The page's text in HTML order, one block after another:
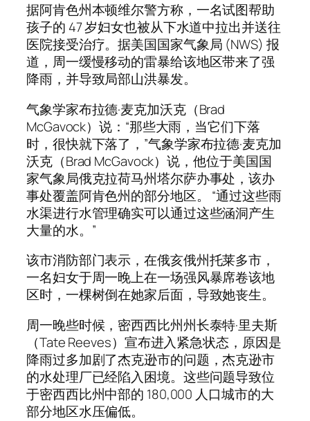
据阿肯色州本顿维尔警方称，一名试图帮助
孩子的 47 岁妇女也被从下水道中拉出并送往
医院接受治疗。据美国国家气象局 (NWS) 报
道，周一缓慢移动的雷暴给该地区带来了强
降雨，并导致局部山洪暴发。
气象学家布拉德·麦克加沃克（Brad
McGavock）说：“那些大雨，当它们下落
时，很快就下落了，”气象学家布拉德·麦克加
沃克（Brad McGavock）说，他位于美国国
家气象局俄克拉荷马州塔尔萨办事处，该办
事处覆盖阿肯色州的部分地区。 “通过这些雨
水渠进行水管理确实可以通过这些涵洞产生
大量的水。”
该市消防部门表示，在俄亥俄州托莱多市，
一名妇女于周一晚上在一场强风暴席卷该地
区时，一棵树倒在她家后面，导致她丧生。
周一晚些时候，密西西比州州长泰特·里夫斯
（Tate Reeves）宣布进入紧急状态，原因是
降雨过多加剧了杰克逊市的问题，杰克逊市
的水处理厂已经陷入困境。这些问题导致位
于密西西比州中部的 180,000 人口城市的大
部分地区水压偏低。